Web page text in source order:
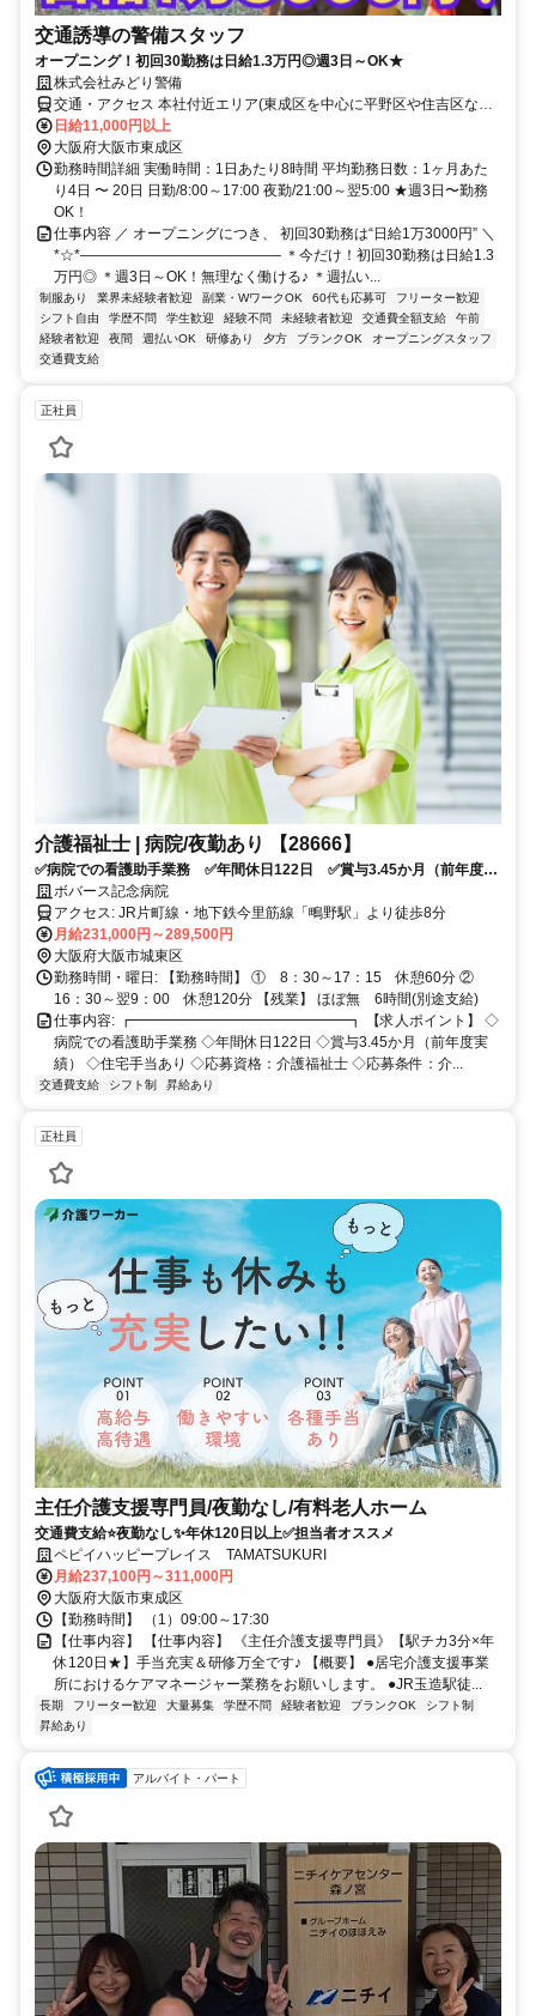
交通誘導の警備スタッフ
オープニング！初回30勤務は日給1.3万円◎週3日～OK★
株式会社みどり警備
交通・アクセス 本社付近エリア(東成区を中心に平野区や住吉区など
に勤務地あります♪)※直行直帰OK♪
日給11,000円以上
大阪府大阪市東成区
勤務時間詳細 実働時間：1日あたり8時間 平均勤務日数：1ヶ月あた
り4日 〜 20日 日勤/8:00～17:00 夜勤/21:00～翌5:00 ★週3日〜勤務
OK！
仕事内容 ／ オープニングにつき、 初回30勤務は“日給1万3000円” ＼
*☆*―――――――――――――― ＊今だけ！初回30勤務は日給1.3
万円◎ ＊週3日～OK！無理なく働ける♪ ＊週払い...
制服あり 業界未経験者歓迎 副業・WワークOK 60代も応募可
フリーター歓迎
シフト自由
学歴不問 学生歓迎 経験不問 未経験者歓迎 交通費全額支給
午前
経験者歓迎
夜間 週払いOK 研修あり 夕方 ブランクOK
オープニングスタッフ
交通費支給
正社員
介護福祉士 | 病院/夜勤あり 【28666】
✅病院での看護助手業務 ✅年間休日122日 ✅賞与3.45か月（前年度実
績） ✅住宅手当あり ✅応募資格：介護福祉士 ✅応募条件：介護系資
格をお持ちの方
ボバース記念病院
アクセス: JR片町線・地下鉄今里筋線「鴫野駅」より徒歩8分
月給231,000円～289,500円
大阪府大阪市城東区
勤務時間・曜日: 【勤務時間】 ① 8：30～17：15 休憩60分 ②
16：30～翌9：00 休憩120分 【残業】 ほぼ無 6時間(別途支給)
仕事内容: ┏━━━━━━━━━━━━━━━┓ 【求人ポイント】 ◇
病院での看護助手業務 ◇年間休日122日 ◇賞与3.45か月（前年度実
績） ◇住宅手当あり ◇応募資格：介護福祉士 ◇応募条件：介...
交通費支給 シフト制 昇給あり
正社員
主任介護支援専門員/夜勤なし/有料老人ホーム
交通費支給⭐️夜勤なし✨年休120日以上✅️担当者オススメ
ペピイハッピープレイス TAMATSUKURI
月給237,100円～311,000円
大阪府大阪市東成区
【勤務時間】 （1）09:00～17:30
【仕事内容】 【仕事内容】 《主任介護支援専門員》【駅チカ3分×年
休120日★】手当充実＆研修万全です♪ 【概要】 ●居宅介護支援事業
所におけるケアマネージャー業務をお願いします。 ●JR玉造駅徒...
長期 フリーター歓迎 大量募集 学歴不問 経験者歓迎 ブランクOK
シフト制
昇給あり
アルバイト・パート